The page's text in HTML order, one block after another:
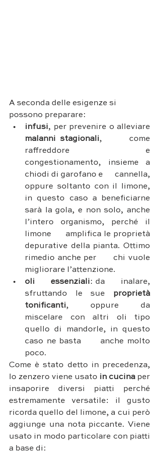
A seconda delle esigenze si
possono preparare:
infusi, per prevenire o alleviare
malanni stagionali,      come
raffreddore e
congestionamento, insieme a
chiodi di garofano e      cannella,
oppure soltanto con il limone,
in questo caso a beneficiarne
sarà la gola, e non solo, anche
l’intero organismo, perché il
limone      amplifica le proprietà
depurative della pianta. Ottimo
rimedio anche per      chi vuole
migliorare l’attenzione.
oli      essenziali: da      inalare,
sfruttando le sue proprietà
tonificanti, oppure da
miscelare con altri oli tipo
quello di mandorle, in questo
caso ne basta      anche molto
poco.
Come è stato detto in precedenza,
lo zenzero viene usato in cucina per
insaporire diversi piatti perché
estremamente versatile: il gusto
ricorda quello del limone, a cui però
aggiunge una nota piccante. Viene
usato in modo particolare con piatti
a base di: